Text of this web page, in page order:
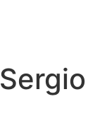
Sergio